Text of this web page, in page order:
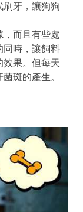
刷牙，讓狗狗
，而且有些處
同時，讓飼料
效果。但每天
斑的產生。